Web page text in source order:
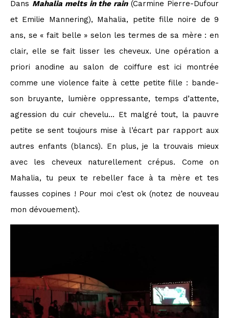
Dans Mahalia melts in the rain(Carmine Pierre-Dufour
et Emilie Mannering), Mahalia, petite fille noire de 9
ans, se « fait belle » selon les termes de sa mère : en
clair, elle se fait lisser les cheveux. Une opération a
priori anodine au salon de coiffure est ici montrée
comme une violence faite à cette petite fille : bande-
son bruyante, lumière oppressante, temps d’attente,
agression du cuir chevelu… Et malgré tout, la pauvre
petite se sent toujours mise à l’écart par rapport aux
autres enfants (blancs). En plus, je la trouvais mieux
avec les cheveux naturellement crépus. Come on
Mahalia, tu peux te rebeller face à ta mère et tes
fausses copines ! Pour moi c’est ok (notez de nouveau
mon dévouement).